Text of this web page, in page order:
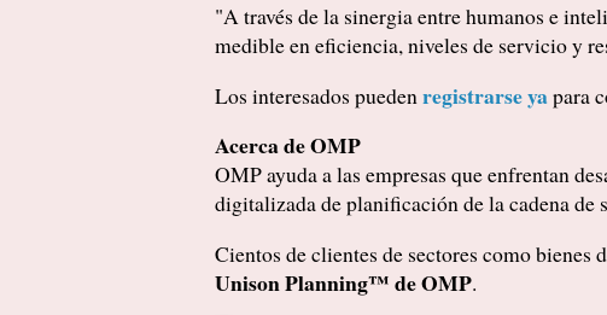
"A través de la sinergia entre humanos e
medible en eficiencia, niveles de servicio y
Los interesados pueden registrarse yapara
Acerca de OMP
OMP ayuda a las empresas que enfrentan
digitalizada de planificación de la cadena de
Cientos de clientes de sectores como
Unison Planning™ de OMP.